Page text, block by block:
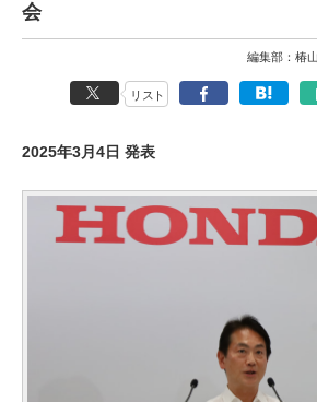
会
編集部：椿
リスト
2025年3月4日 発表